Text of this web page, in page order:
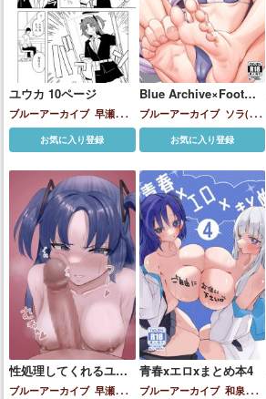
ユウカ 10ページ
ブルーアーカイブ 早瀬ユウ
カ
お気に入り登録
Blue Archive×Foot
fetish illustrations
ブルーアーカイブ ソラ(ブ
ルアカ)伊草ハルカ合歓垣
フブキ
才羽ミドリ才羽モモ
ゾミ橘ヒカリ浅黄ムツキ砂
狼シロコ空崎ヒナ 聖園ミカ
陸八魔アル 霞沢ミユ 飛鳥馬
トキ鬼方カヨコ
お気に入り登録
性処理してくれるユウ
カ
ブルーアーカイブ 早瀬ユウ
青春xエロxまとめ本4
ブルーアーカイブ 和泉元エ